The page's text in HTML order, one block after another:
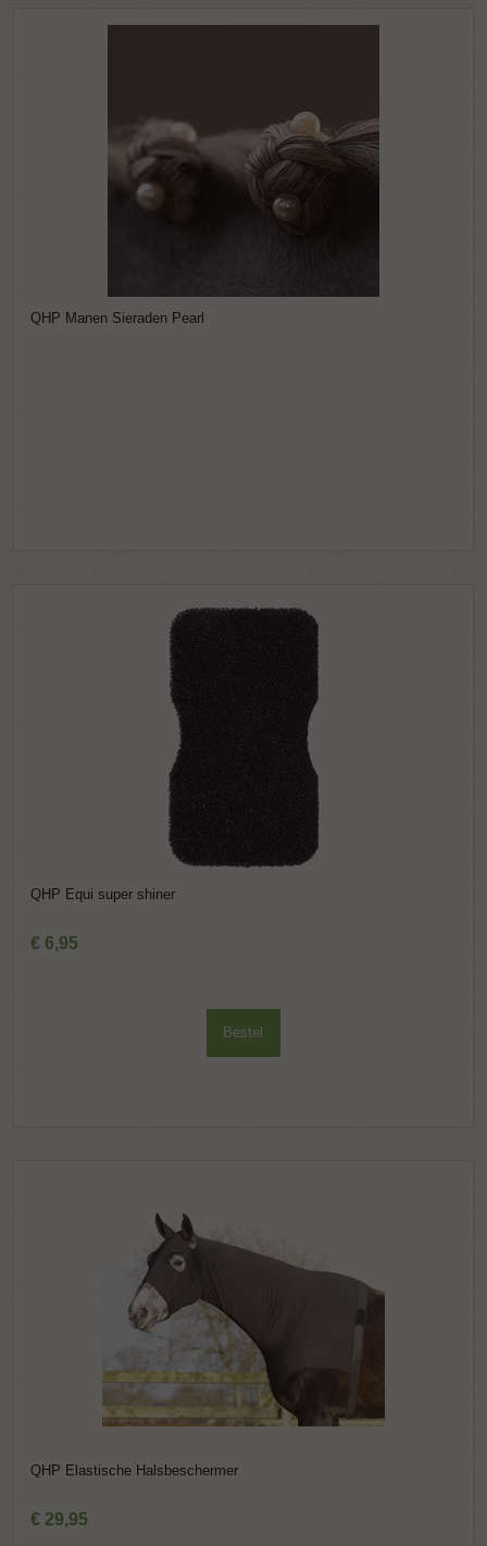
QHP Manen Sieraden Pearl
QHP Equi super shiner
€ 6,95
Bestel
QHP Elastische Halsbeschermer
€ 29,95